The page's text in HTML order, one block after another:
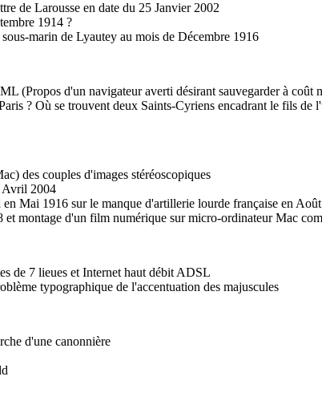
de Larousse en date du 25 Janvier 2002
1914 ?
marin de Lyautey au mois de Décembre 1916
(Propos d'un navigateur averti désirant sauvegarder à coût
? Où se trouvent deux Saints-Cyriens encadrant le fils de
des couples d'images stéréoscopiques
Avril 2004
Mai 1916 sur le manque d'artillerie lourde française en
montage d'un film numérique sur micro-ordinateur Mac
de 7 lieues et Internet haut débit ADSL
typographique de l'accentuation des majuscules
d'une canonnière